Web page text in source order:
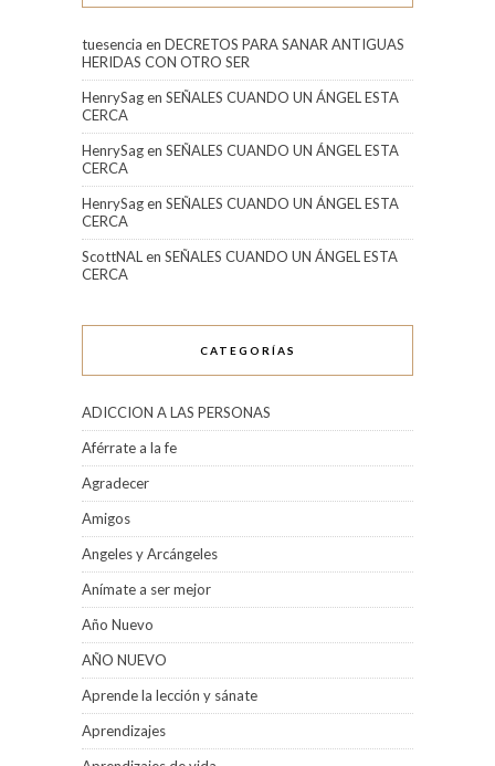
tuesencia en DECRETOS PARA SANAR ANTIGUAS
HERIDAS CON OTRO SER
HenrySagen SEÑALES CUANDO UN ÁNGEL ESTA
CERCA
HenrySagen SEÑALES CUANDO UN ÁNGEL ESTA
CERCA
HenrySagen SEÑALES CUANDO UN ÁNGEL ESTA
CERCA
ScottNALen SEÑALES CUANDO UN ÁNGEL ESTA
CERCA
CATEGORÍAS
ADICCION A LAS PERSONAS
Aférrate a la fe
Agradecer
Amigos
Angeles y Arcángeles
Anímate a ser mejor
Año Nuevo
AÑO NUEVO
Aprende la lección y sánate
Aprendizajes